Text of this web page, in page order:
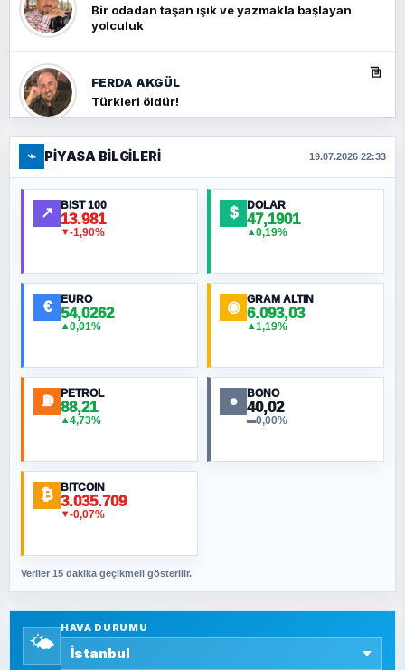
Bir odadan taşan ışık ve yazmakla başlayan
yolculuk
FERDA AKGÜL
Türkleri öldür!
FERHAT BÜYÜKKALKAN
Ankara Zirvesi: NATO Toplantısı mı, Yeni
Ortadoğu Haritasının Provası mı?
MURAT ÖZKAN
NURETTIN BÖLÜK
ORHAN KILIÇOĞLU
Fahişeye beyinli bir müstevli alçağına
SAVAŞ ŞAHİN
SEYFULLAH ÇİÇEK
⌁ PIYASA BILGILERI 19.07.2026 22:33
↗ BIST 100
13.981
▼-1,90%
$ DOLAR
47,1901
▲0,19%
€ EURO
54,0262
▲0,01%
◉ GRAM ALTIN
6.093,03
▲1,19%
⛽ PETROL
88,21
▲4,73%
● BONO
40,02
▬0,00%
₿ BITCOIN
3.035.709
▼-0,07%
Veriler 15 dakika geçikmeli gösterilir.
🌤️
HAVA DURUMU